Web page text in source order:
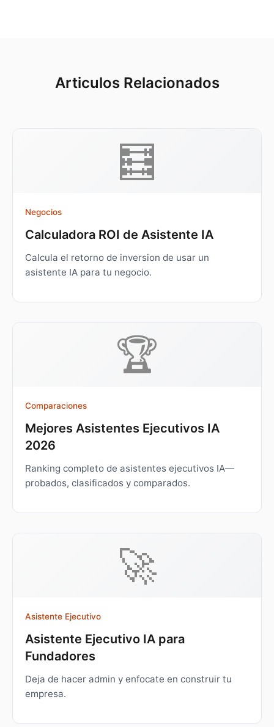
Articulos Relacionados
🧮
Negocios
Calculadora ROI de Asistente IA
Calcula el retorno de inversion de usar un
asistente IA para tu negocio.
🏆
Comparaciones
Mejores Asistentes Ejecutivos IA
2026
Ranking completo de asistentes ejecutivos IA—
probados, clasificados y comparados.
🚀
Asistente Ejecutivo
Asistente Ejecutivo IA para
Fundadores
Deja de hacer admin y enfocate en construir tu
empresa.